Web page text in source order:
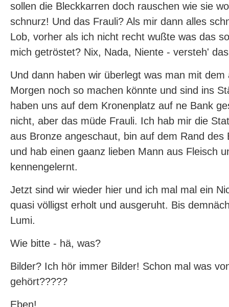
sollen die Bleckkarren doch rauschen wie sie
schnurz! Und das Frauli? Als mir dann alles
Lob, vorher als ich nicht recht wußte was das
mich getröstet? Nix, Nada, Niente - versteh'
Und dann haben wir überlegt was man mit dem
Morgen noch so machen könnte und sind ins
haben uns auf dem Kronenplatz auf ne Bank
nicht, aber das müde Frauli. Ich hab mir die
aus Bronze angeschaut, bin auf dem Rand des
und hab einen gaanz lieben Mann aus Fleisch
kennengelernt.
Jetzt sind wir wieder hier und ich mal mal ein
quasi völligst erholt und ausgeruht. Bis
Lumi.
Wie bitte - hä, was?
Bilder? Ich hör immer Bilder! Schon mal was
gehört?????
Eben!